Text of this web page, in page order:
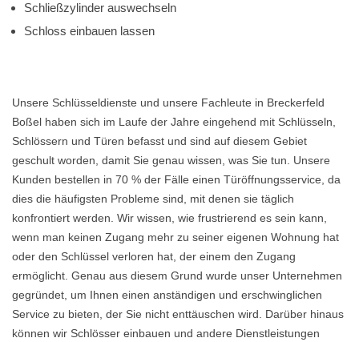
Schließzylinder auswechseln
Schloss einbauen lassen
Unsere Schlüsseldienste und unsere Fachleute in Breckerfeld
Boßel haben sich im Laufe der Jahre eingehend mit Schlüsseln,
Schlössern und Türen befasst und sind auf diesem Gebiet
geschult worden, damit Sie genau wissen, was Sie tun. Unsere
Kunden bestellen in 70 % der Fälle einen Türöffnungsservice, da
dies die häufigsten Probleme sind, mit denen sie täglich
konfrontiert werden. Wir wissen, wie frustrierend es sein kann,
wenn man keinen Zugang mehr zu seiner eigenen Wohnung hat
oder den Schlüssel verloren hat, der einem den Zugang
ermöglicht. Genau aus diesem Grund wurde unser Unternehmen
gegründet, um Ihnen einen anständigen und erschwinglichen
Service zu bieten, der Sie nicht enttäuschen wird. Darüber hinaus
können wir Schlösser einbauen und andere Dienstleistungen